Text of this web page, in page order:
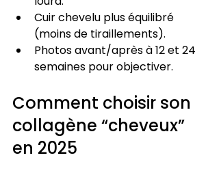
Cuir chevelu plus équilibré
(moins de tiraillements).
Photos avant/après à 12 et 24
semaines pour objectiver.
Comment choisir son
collagène “cheveux”
en 2025